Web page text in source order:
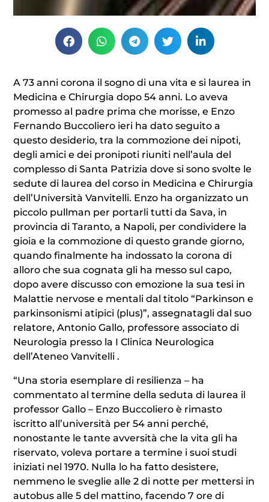
A 73 anni corona il sogno di una vita e si laurea in
Medicina e Chirurgia dopo 54 anni. Lo aveva
promesso al padre prima che morisse, e Enzo
Fernando Buccoliero ieri ha dato seguito a
questo desiderio, tra la commozione dei nipoti,
degli amici e dei pronipoti riuniti nell’aula del
complesso di Santa Patrizia dove si sono svolte le
sedute di laurea del corso in Medicina e Chirurgia
dell’Università Vanvitelli. Enzo ha organizzato un
piccolo pullman per portarli tutti da Sava, in
provincia di Taranto, a Napoli, per condividere la
gioia e la commozione di questo grande giorno,
quando finalmente ha indossato la corona di
alloro che sua cognata gli ha messo sul capo,
dopo avere discusso con emozione la sua tesi in
Malattie nervose e mentali dal titolo “Parkinson e
parkinsonismi atipici (plus)”, assegnatagli dal suo
relatore, Antonio Gallo, professore associato di
Neurologia presso la I Clinica Neurologica
dell’Ateneo Vanvitelli .
“Una storia esemplare di resilienza – ha
commentato al termine della seduta di laurea il
professor Gallo – Enzo Buccoliero è rimasto
iscritto all’università per 54 anni perché,
nonostante le tante avversità che la vita gli ha
riservato, voleva portare a termine i suoi studi
iniziati nel 1970. Nulla lo ha fatto desistere,
nemmeno le sveglie alle 2 di notte per mettersi in
autobus alle 5 del mattino, facendo 7 ore di